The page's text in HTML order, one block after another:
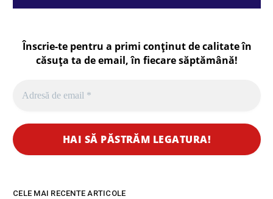
Înscrie-te pentru a primi conținut de calitate în
căsuța ta de email, în fiecaresăptămână!
CELE MAI RECENTE ARTICOLE